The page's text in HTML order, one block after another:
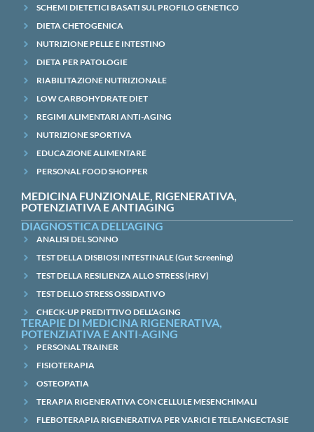
SCHEMI DIETETICI BASATI SUL PROFILO GENETICO
DIETA CHETOGENICA
NUTRIZIONE PELLE E INTESTINO
DIETA PER PATOLOGIE
RIABILITAZIONE NUTRIZIONALE
LOW CARBOHYDRATE DIET
REGIMI ALIMENTARI ANTI-AGING
NUTRIZIONE SPORTIVA
EDUCAZIONE ALIMENTARE
PERSONAL FOOD SHOPPER
MEDICINA FUNZIONALE, RIGENERATIVA,
POTENZIATIVA E ANTIAGING
DIAGNOSTICA DELL'AGING
ANALISI DEL SONNO
TEST DELLA DISBIOSI INTESTINALE (Gut Screening)
TEST DELLA RESILIENZA ALLO STRESS (HRV)
TEST DELLO STRESS OSSIDATIVO
CHECK-UP PREDITTIVO DELL’AGING
TERAPIE DI MEDICINA RIGENERATIVA,
POTENZIATIVA E ANTI-AGING
PERSONAL TRAINER
FISIOTERAPIA
OSTEOPATIA
TERAPIA RIGENERATIVA CON CELLULE MESENCHIMALI
FLEBOTERAPIA RIGENERATIVA PER VARICI E TELEANGECTASIE